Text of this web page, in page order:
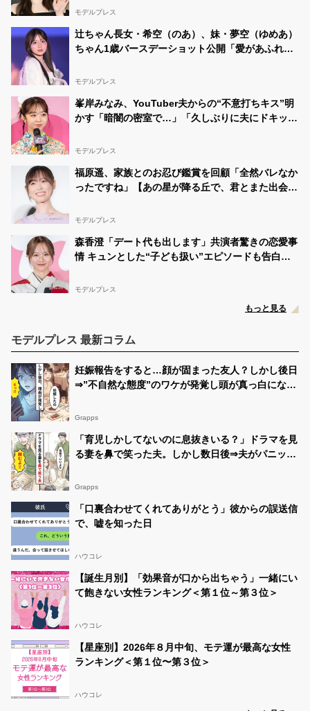
モデルプレス
辻ちゃん長女・希空（のあ）、妹・夢空（ゆめあ）
ちゃん1歳バースデーショット公開「愛があふれて
モデルプレス
峯岸みなみ、YouTuber夫からの“不意打ちキス”明
かす「暗闇の密室で…」「久しぶりに夫にドキッ
モデルプレス
福原遥、家族とのお忍び鑑賞を回顧「全然バレなか
ったですね」【あの星が降る丘で、君とまた出会い
モデルプレス
森香澄「デート代も出します」共演者驚きの恋愛事
情 キュンとした“子ども扱い”エピソードも告白
モデルプレス
もっと見る
モデルプレス 最新コラム
妊娠報告をすると…顔が固まった友人？しかし後日
⇒”不自然な態度”のワケが発覚し頭が真っ白になっ
Grapps
「育児しかしてないのに息抜きいる？」ドラマを見
る妻を鼻で笑った夫。しかし数日後⇒夫がパニック
Grapps
「口裏合わせてくれてありがとう」彼からの誤送信
で、嘘を知った日
ハウコレ
【誕生月別】「効果音が口から出ちゃう」一緒にい
て飽きない女性ランキング＜第１位～第３位＞
ハウコレ
【星座別】2026年８月中旬、モテ運が最高な女性
ランキング＜第１位〜第３位＞
ハウコレ